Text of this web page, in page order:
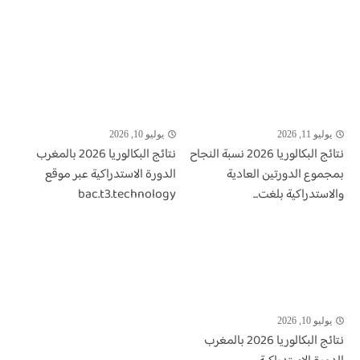
يوليو 11, 2026
نتائج البكالوريا 2026 نسبة النجاح
بمجموع الدورتين العادية
والاستدراكية بلغت...
يوليو 10, 2026
نتائج البكالوريا 2026 بالمغرب
الدورة الاستدراكية عبر موقع
bac.t3.technology
يوليو 10, 2026
نتائج البكالوريا 2026 بالمغرب